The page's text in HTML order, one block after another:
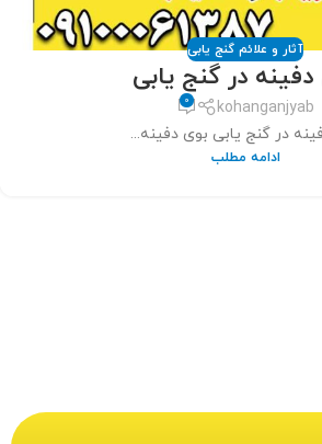
آثار و علائم گنج یابی
در گنج یابی
kohanganjyab
0
در گنج یابی بوی دفینه...
ادامه مطلب